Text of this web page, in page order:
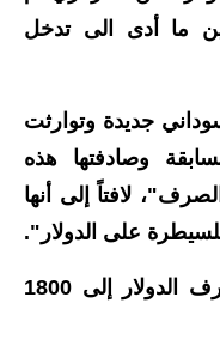
الاعدادية
الابتدائية
المتوسطة
الاعدادية
ما أدى الى تدخل
جديدة وتوارثت
وصادفتها هذه
لافتاً إلى أنها
وتوقع الهيمص، "وصول سعر صرف الدولار إلى 1800